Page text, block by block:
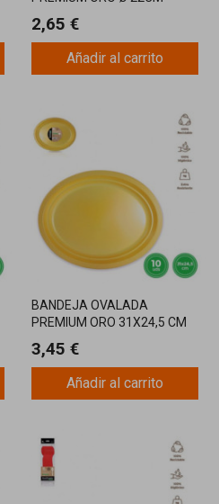
2,65 €
Añadir al carrito
BANDEJA OVALADA
PREMIUM ORO 31X24,5 CM
3,45 €
Añadir al carrito